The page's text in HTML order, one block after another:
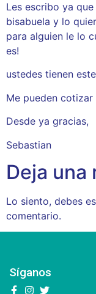
Les escribo ya
bisabuela y lo
para alguien le lo
es!
ustedes tienen
Me pueden cotizar
Desde ya gracias,
Sebastian
Deja una
Lo siento, debes
comentario.
Síganos